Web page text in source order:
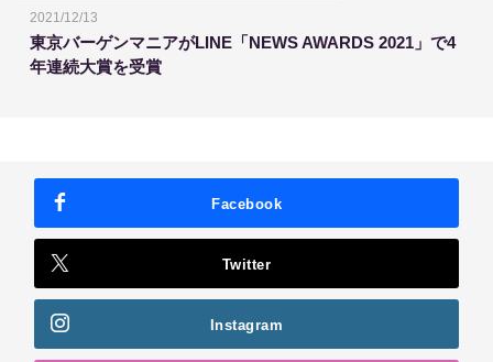
2021/12/13
東京バーゲンマニアがLINE「NEWS AWARDS 2021」で4
年連続大賞を受賞
Facebook
Twitter
Instagram